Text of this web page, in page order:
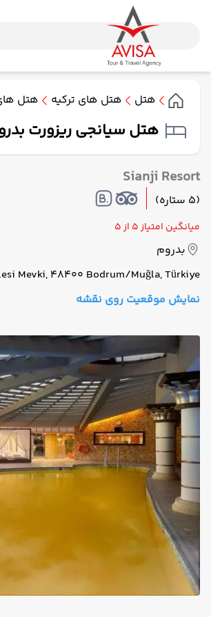
هتل هتل های ترکیه هتل
هتل سیانجی ریزورت
Sianji Resort
(5 ستاره)
میانگین امتیاز5 از 5
بدروم
Mevki, 48400 Bodrum/Muğla, Türkiye
نمایش موقعیت روی نقشه